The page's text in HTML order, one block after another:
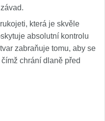
která je skvěle
absolutní kontrolu
zabraňuje tomu, aby se
chrání dlaně před